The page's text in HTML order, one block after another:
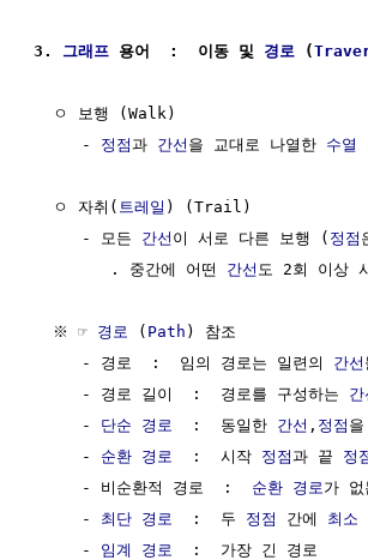
3. 그래프 용어  :  이동 및 경로 (
  ㅇ 보행 (Walk)
     -
정점과 간선 을 교대로 나열한 수열
  ㅇ 자취(
트레일 ) (Trail)
     - 모든
간선 이 서로 다른 보행 ( 정점
        . 중간에 어떤
간선 도 2회 이상
  ※ ☞
경로 ( Path ) 참조
     - 경로  :  임의 경로는 일련의
간선
     - 경로 길이  :  경로를 구성하는
간
     -
단순 경로
  :  동일한
간선 , 정점
     -
순환 경로
  :  시작
정점과 끝 정
     - 비순환적 경로  :
순환 경로 가 없
     -
최단 경로
  :  두
정점 간에 최소
     -
임계 경로
  :  가장 긴 경로